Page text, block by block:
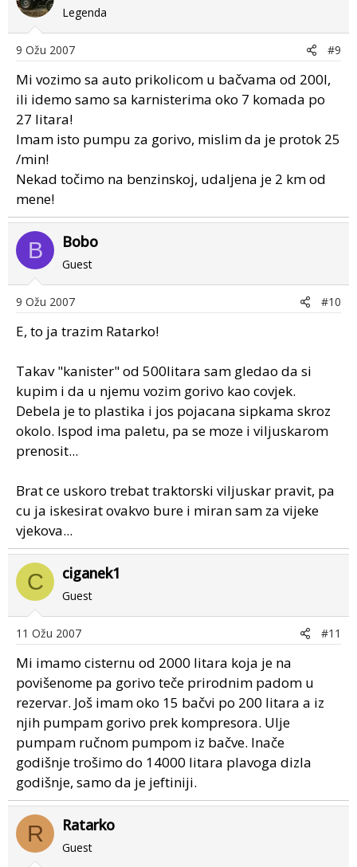
Legenda
9 Ožu 2007 #9
Mi vozimo sa auto prikolicom u bačvama od 200l,
ili idemo samo sa karnisterima oko 7 komada po
27 litara!
Imam isto pumpu za gorivo, mislim da je protok 25
/min!
Nekad točimo na benzinskoj, udaljena je 2 km od
mene!
B Bobo
Guest
9 Ožu 2007 #10
E, to ja trazim Ratarko!
Takav "kanister" od 500litara sam gledao da si
kupim i da u njemu vozim gorivo kao covjek.
Debela je to plastika i jos pojacana sipkama skroz
okolo. Ispod ima paletu, pa se moze i viljuskarom
prenosit...
Brat ce uskoro trebat traktorski viljuskar pravit, pa
cu ja iskesirat ovakvo bure i miran sam za vijeke
vjekova...
C ciganek1
Guest
11 Ožu 2007 #11
Mi imamo cisternu od 2000 litara koja je na
povišenome pa gorivo teče prirodnim padom u
rezervar. Još imam oko 15 bačvi po 200 litara a iz
njih pumpam gorivo prek kompresora. Ulje
pumpam ručnom pumpom iz bačve. Inače
godišnje trošimo do 14000 litara plavoga dizla
godišnje, samo da je jeftiniji.
R Ratarko
Guest